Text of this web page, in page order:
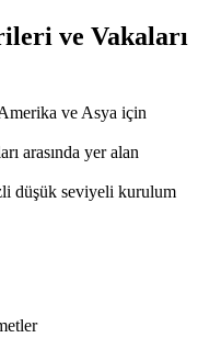
ve Vakaları
ve Asya için
arasında yer alan
düşük seviyeli kurulum